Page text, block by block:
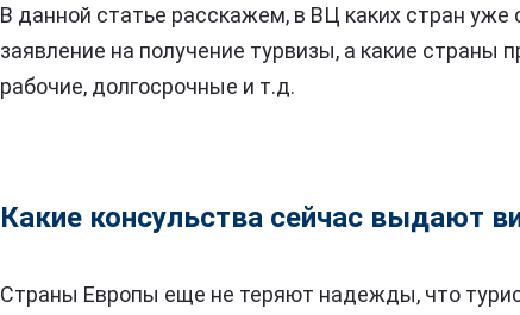
В данной статье расскажем, в ВЦ каких стран
заявление на получение турвизы, а какие страны
рабочие, долгосрочные и т.д.
Какие консульства сейчас выдают
Страны Европы еще не теряют надежды, что